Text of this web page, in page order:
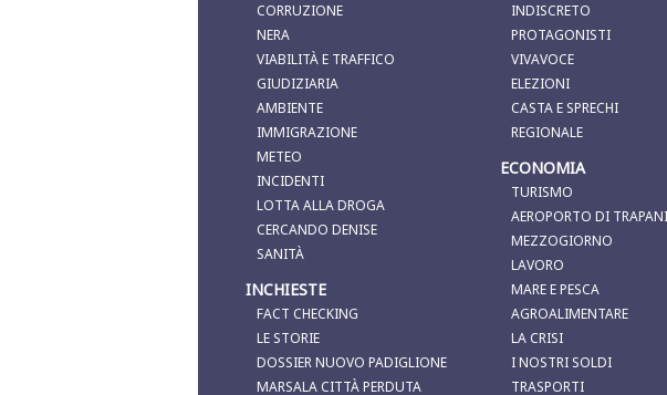
CORRUZIONE
NERA
VIABILITÀ E TRAFFICO
GIUDIZIARIA
AMBIENTE
IMMIGRAZIONE
METEO
INCIDENTI
LOTTA ALLA DROGA
CERCANDO DENISE
SANITÀ
INCHIESTE
FACT CHECKING
LE STORIE
DOSSIER NUOVO PADIGLIONE
MARSALA CITTÀ PERDUTA
INDISCRETO
PROTAGONISTI
VIVAVOCE
ELEZIONI
CASTA E SPRECHI
REGIONALE
ECONOMIA
TURISMO
AEROPORTO DI TRAPANI
MEZZOGIORNO
LAVORO
MARE E PESCA
AGROALIMENTARE
LA CRISI
I NOSTRI SOLDI
TRASPORTI